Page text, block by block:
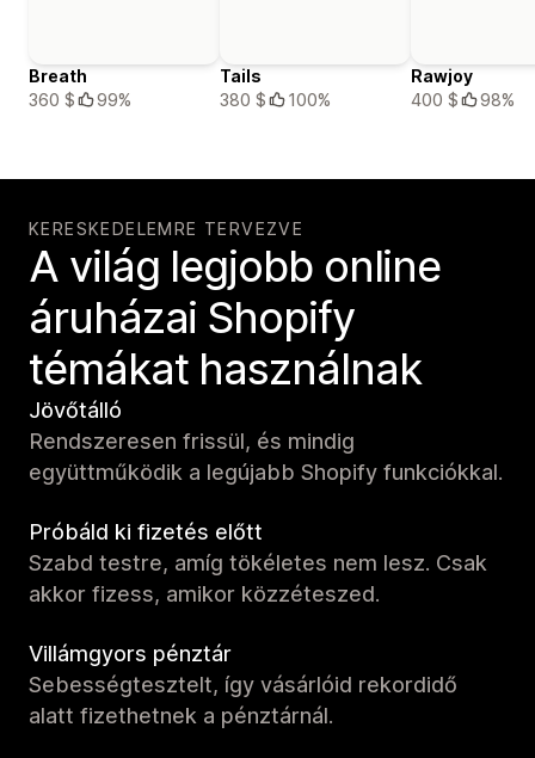
Breath
360 $
99%
Tails
380 $
100%
Rawjoy
400 $
98%
KERESKEDELEMRE TERVEZVE
A világ legjobb online
áruházai Shopify
témákat használnak
Jövőtálló
Rendszeresen frissül, és mindig
együttműködik a legújabb Shopify funkciókkal.
Próbáld ki fizetés előtt
Szabd testre, amíg tökéletes nem lesz. Csak
akkor fizess, amikor közzéteszed.
Villámgyors pénztár
Sebességtesztelt, így vásárlóid rekordidő
alatt fizethetnek a pénztárnál.